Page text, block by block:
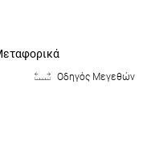
Οδηγός Μεγεθών